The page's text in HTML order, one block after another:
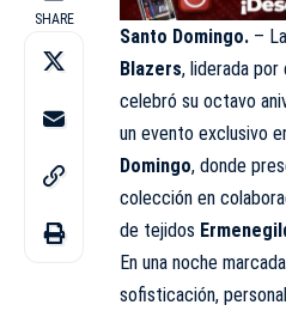
SHARE
Santo Domingo. –
Blazers, liderada por
celebró su octavo
un evento exclusivo
Domingo, donde
colección en
de tejidos
En una noche
sofisticación,